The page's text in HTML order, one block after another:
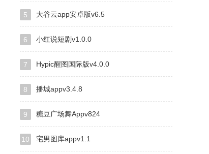
5 大谷云app安卓版v6.5
6 小红说短剧v1.0.0
7 Hypic醒图国际版v4.0.0
8 播城appv3.4.8
9 糖豆广场舞Appv824
10 宅男图库appv1.1